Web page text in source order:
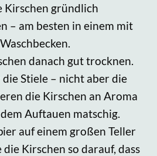
Kirschen gründlich
– am besten in einem mit
danach gut trocknen.
Stiele – nicht aber die
die Kirschen an Aroma
Auftauen matschig.
auf einem großen Teller
die Kirschen so darauf, dass